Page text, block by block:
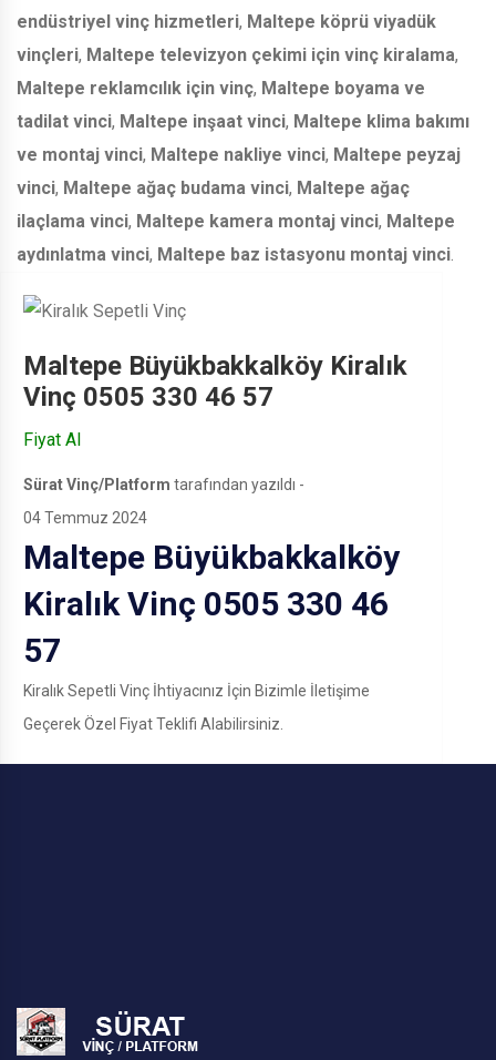
endüstriyel vinç hizmetleri, Maltepe köprü viyadük
vinçleri, Maltepe televizyon çekimi için vinç kiralama,
Maltepe reklamcılık için vinç, Maltepe boyama ve
tadilat vinci, Maltepe inşaat vinci, Maltepe klima bakımı
ve montaj vinci, Maltepe nakliye vinci, Maltepe peyzaj
vinci, Maltepe ağaç budama vinci, Maltepe ağaç
ilaçlama vinci, Maltepe kamera montaj vinci, Maltepe
aydınlatma vinci, Maltepe baz istasyonu montaj vinci
Maltepe Büyükbakkalköy Kiralık
Vinç 0505 330 46 57
Fiyat Al
Sürat Vinç/Platform tarafından yazıldı -
04 Temmuz 2024
Maltepe Büyükbakkalköy
Kiralık Vinç 0505 330 46
57
Kiralık Sepetli Vinç İhtiyacınız İçin Bizimle İletişime
Geçerek Özel Fiyat Teklifi Alabilirsiniz.